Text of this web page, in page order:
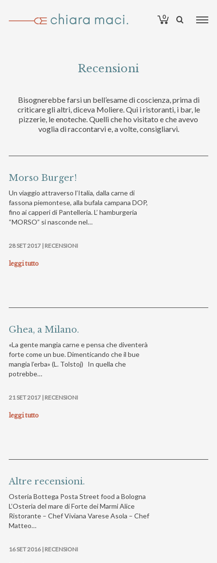
0
Recensioni
Bisognerebbe farsi un bell’esame di coscienza, prima di
criticare gli altri, diceva Moliere. Qui i ristoranti, i bar, le
pizzerie, le enoteche. Quelli che ho visitato e che avevo
voglia di raccontarvi e, a volte, consigliarvi.
Morso Burger!
Un viaggio attraverso l’Italia, dalla carne di
fassona piemontese, alla bufala campana DOP,
fino ai capperi di Pantelleria. L’ hamburgeria
“MORSO” si nasconde nel…
28 SET 2017 | RECENSIONI
leggi tutto
Ghea, a Milano.
«La gente mangia carne e pensa che diventerà
forte come un bue. Dimenticando che il bue
mangia l’erba» (L. Tolstoj) In quella che
potrebbe…
21 SET 2017 | RECENSIONI
leggi tutto
Altre recensioni.
Osteria Bottega Posta Street food a Bologna
L’Osteria del mare di Forte dei Marmi Alice
Ristorante – Chef Viviana Varese Asola – Chef
Matteo…
16 SET 2016 | RECENSIONI